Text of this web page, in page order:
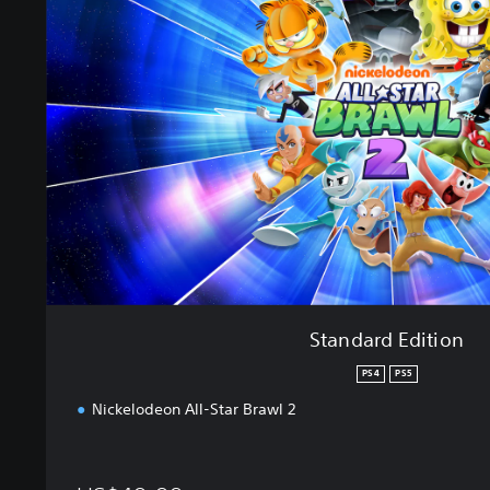
d
a
r
E
d
t
o
n
Standard Edition
PS4 PS5
Nickelodeon All-Star Brawl 2